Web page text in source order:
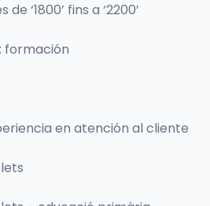
‘1800’ fins a ‘2200’
formación
en atención al cliente